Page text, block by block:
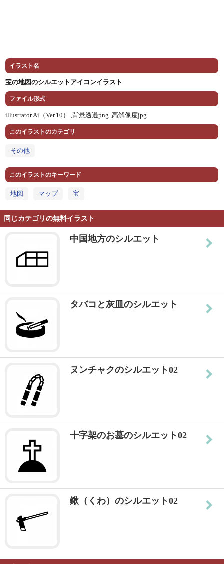
イラスト名
宝の地図のシルエットアイコンイラスト
ファイル形式
illustrator Ai（Ver.10） ,背景透過png ,高解像度jpg
このイラストのカテゴリ
その他
このイラストのキーワード
地図 マップ 宝
同じカテゴリの無料イラスト
中国地方のシルエット
タバコと灰皿のシルエット
ヌンチャクのシルエット02
十字架のお墓のシルエット02
鍬（くわ）のシルエット02